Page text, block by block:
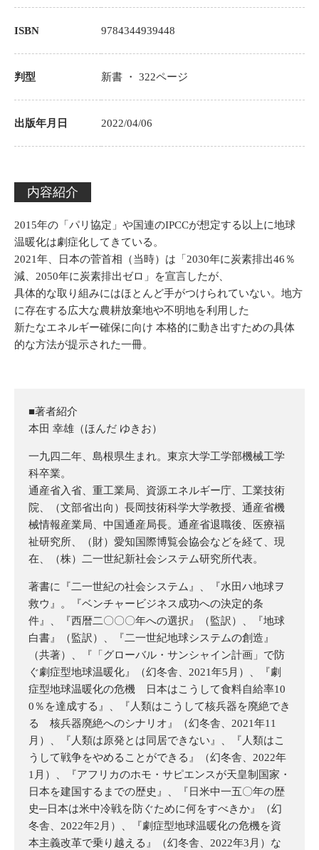
ISBN 9784344939448
判型 新書 ・322ページ
出版年月日 2022/04/06
内容紹介
2015年の「パリ協定」や国連のIPCCが想定する以上に地球
温暖化は劇症化してきている。
2021年、日本の菅首相（当時）は「2030年に炭素排出46％
減、2050年に炭素排出ゼロ」を宣言したが、
具体的な取り組みにはほとんど手がつけられていない。地方
に存在する広大な農耕放棄地や不明地を利用した
新たなエネルギー確保に向け 本格的に動き出すための具体
的な方法が提示された一冊。
■著者紹介
本田 幸雄（ほんだ ゆきお）
一九四二年、島根県生まれ。東京大学工学部機械工学
科卒業。
通産省入省、重工業局、資源エネルギー庁、工業技術
院、（文部省出向）長岡技術科学大学教授、通産省機
械情報産業局、中国通産局長。通産省退職後、医療福
祉研究所、（財）愛知国際博覧会協会などを経て、現
在、（株）二一世紀新社会システム研究所代表。
著書に『二一世紀の社会システム』、『水田ハ地球ヲ
救ウ』。『ベンチャービジネス成功への決定的条
件』、『西暦二〇〇〇年への選択』（監訳）、『地球
白書』（監訳）、『二一世紀地球システムの創造』
（共著）、『「グローバル・サンシャイン計画」で防
ぐ劇症型地球温暖化』（幻冬舎、2021年5月）、『劇
症型地球温暖化の危機 日本はこうして食料自給率10
0％を達成する』、『人類はこうして核兵器を廃絶でき
る 核兵器廃絶へのシナリオ』（幻冬舎、2021年11
月）、『人類は原発とは同居できない』、『人類はこ
うして戦争をやめることができる』（幻冬舎、2022年
1月）、『アフリカのホモ・サピエンスが天皇制国家・
日本を建国するまでの歴史』、『日米中一五〇年の歴
史─日本は米中冷戦を防ぐために何をすべきか』（幻
冬舎、2022年2月）、『劇症型地球温暖化の危機を資
本主義改革で乗り越える』（幻冬舎、2022年3月）な